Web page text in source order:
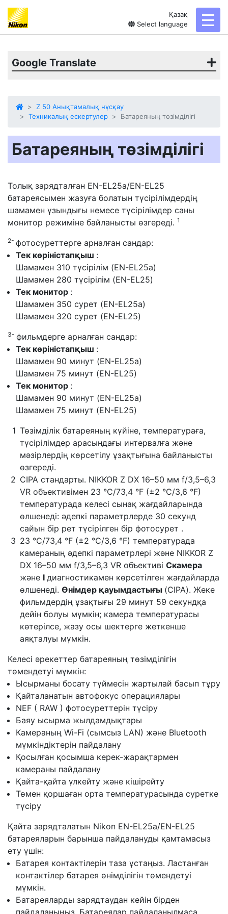
Қазақ
Select language
Google Translate
Z 50 Анықтамалық нұсқау
Техникалық ескертулер
Батареяның төзімділігі
Батареяның төзімділігі
Толық зарядталған EN-EL25a/EN-EL25
батареясымен жазуға болатын түсірілімдердің
шамамен ұзындығы немесе түсірілімдер саны
монитор режиміне байланысты өзгереді. 1
2- фотосуреттерге арналған сандар:
Тек көріністапқыш :
Шамамен 310 түсірілім (EN-EL25a)
Шамамен 280 түсірілім (EN-EL25)
Тек монитор :
Шамамен 350 сурет (EN-EL25a)
Шамамен 320 сурет (EN-EL25)
3- фильмдерге арналған сандар:
Тек көріністапқыш :
Шамамен 90 минут (EN-EL25a)
Шамамен 75 минут (EN-EL25)
Тек монитор :
Шамамен 90 минут (EN-EL25a)
Шамамен 75 минут (EN-EL25)
Төзімділік батареяның күйіне, температураға,
түсірілімдер арасындағы интервалға және
мәзірлердің көрсетілу ұзақтығына байланысты
өзгереді.
CIPA стандарты. NIKKOR Z DX 16–50 мм f/3,5–6,3
VR объективімен 23 °C/73,4 °F (±2 °C/3,6 °F)
температурада келесі сынақ жағдайларында
өлшенеді: әдепкі параметрлерде 30 секунд
сайын бір рет түсірілген бір фотосурет .
23 °C/73,4 °F (±2 °C/3,6 °F) температурада
камераның әдепкі параметрлері және NIKKOR Z
DX 16–50 мм f/3,5–6,3 VR объективі Cкамера
және I диагностикамен көрсетілген жағдайларда
өлшенеді. Өнімдер қауымдастығы (CIPA). Жеке
фильмдердің ұзақтығы 29 минут 59 секундқа
дейін болуы мүмкін; камера температурасы
көтерілсе, жазу осы шектерге жеткенше
аяқталуы мүмкін.
Келесі әрекеттер батареяның төзімділігін
төмендетуі мүмкін:
Ысырманы босату түймесін жартылай басып тұру
Қайталанатын автофокус операциялары
NEF ( RAW ) фотосуреттерін түсіру
Баяу ысырма жылдамдықтары
Камераның Wi-Fi (сымсыз LAN) және Bluetooth
мүмкіндіктерін пайдалану
Қосылған қосымша керек-жарақтармен
камераны пайдалану
Қайта-қайта үлкейту және кішірейту
Төмен қоршаған орта температурасында суретке
түсіру
Қайта зарядталатын Nikon EN-EL25a/EN-EL25
батареяларын барынша пайдалануды қамтамасыз
ету үшін:
Батарея контактілерін таза ұстаңыз. Ластанған
контактілер батарея өнімділігін төмендетуі
мүмкін.
Батареяларды зарядтаудан кейін бірден
пайдаланыңыз. Батареялар пайдаланылмаса